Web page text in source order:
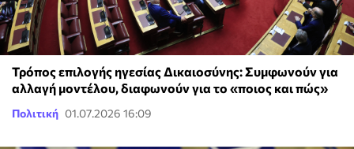
Τρόπος επιλογής ηγεσίας Δικαιοσύνης: Συμφωνούν για
αλλαγή μοντέλου, διαφωνούν για το «ποιος και πώς»
Πολιτική 01.07.2026 16:09